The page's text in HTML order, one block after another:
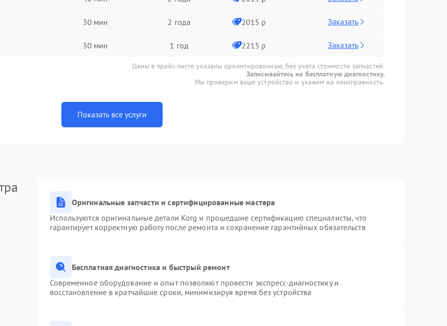
30 мин 2 года 2015 р Заказать
30 мин 1 год 2215 р Заказать
Цены в прайс-листе указаны ориентировочные, без учета стоимости запчастей.
Записывайтесь на бесплатную диагностику.
Мы проверим ваше устройство и укажем на неисправность.
Показать все услуги
Оригинальные запчасти и сертифицированные мастера
Используются оригинальные детали Korg и прошедшие сертификацию специалисты, что
гарантирует корректную работу после ремонта и сохранение гарантийных обязательств
Бесплатная диагностика и быстрый ремонт
Современное оборудование и опыт позволяют провести экспресс-диагностику и
восстановление в кратчайшие сроки, минимизируя время без устройства